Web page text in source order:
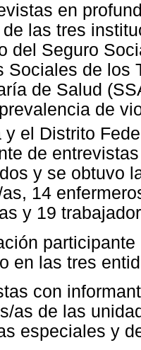
en
las tres
del Seguro
Sociales de los
de Salud
de
y el Distrito
de
y se obtuvo
14
y 19
en las tres
con
as de las
especiales y